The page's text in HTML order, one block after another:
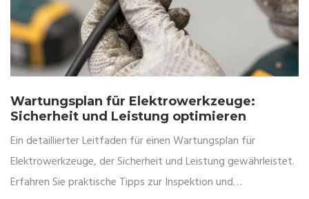
Wartungsplan für Elektrowerkzeuge:
Sicherheit und Leistung optimieren
Ein detaillierter Leitfaden für einen Wartungsplan für
Elektrowerkzeuge, der Sicherheit und Leistung gewährleistet.
Erfahren Sie praktische Tipps zur Inspektion und